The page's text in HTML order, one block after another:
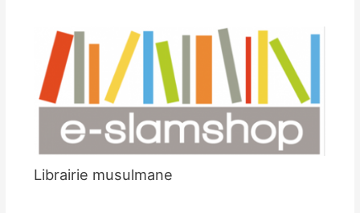
Librairie musulmane